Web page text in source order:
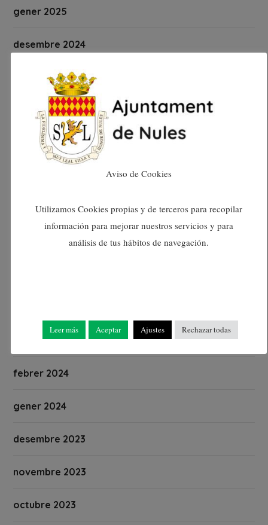
gener 2025
desembre 2024
novembre 2024
octubre 2024
setembre 2024
juliol 2024
març 2024
febrer 2024
gener 2024
desembre 2023
novembre 2023
octubre 2023
Aviso de Cookies
Utilizamos Cookies propias y de terceros para recopilar
información para mejorar nuestros servicios y para
análisis de tus hábitos de navegación.
Leer más Aceptar Ajustes Rechazar todas